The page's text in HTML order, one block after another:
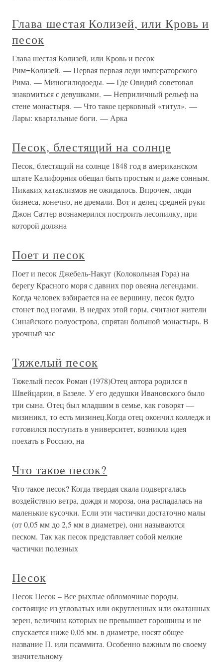
Глава шестая Колизей, или Кровь и
песок
Глава шестая Колизей, или Кровь и песок
Рим=Колизей. — Первая первая леди императорского
Рима. — Миногилюдоеды. — Где Овидий советовал
знакомиться с девушками. — Неприличный рельеф на
стене монастыря. — Что такое церковный «титул». —
Лары: квартальные боги. — Арка
Песок, блестящий на солнце
Песок, блестящий на солнце 1848 год в американском
штате Калифорния обещал быть простым и даже сонным.
Никаких катаклизмов не ожидалось. Впрочем, люди
бизнеса, конечно, не дремали. Вот и делец средней руки
Джон Саттер вознамерился построить лесопилку, при
которой должна
Поет и песок
Поет и песок Джебель-Накуг (Колокольная Гора) на
берегу Красного моря с давних пор овеяна легендами.
Когда человек взбирается на ее вершину, песок будто
стонет под ногами. В недрах этой горы, считают жители
Синайского полуострова, спрятан большой монастырь. В
урочный час
Тяжелый песок
Тяжелый песок Роман (1978)Отец автора родился в
Швейцарии, в Базеле. У его дедушки Ивановского было
три сына. Отец был младшим в семье, как говорят —
мизиникл, то есть мизинец.Когда отец окончил колледж и
готовился поступать в университет, возникла идея
поехать в Россию, на
Что такое песок?
Что такое песок? Когда твердая скала подвергалась
воздействию ветра, дождя и мороза, она распадалась на
маленькие кусочки. Если эти частички достаточно малы
(от 0,05 мм до 2,5 мм в диаметре), они называются
песком. Так как песок представляет собой мелкие
частички полезных
Песок
Песок Песок – Все рыхлые обломочные породы,
состоящие из угловатых или округленных или окатанных
зерен, величина которых не превышает горошины и не
спускается ниже 0,05 мм. в диаметре, носят общее
название П. или псаммита. Особенно важным по своему
значительному